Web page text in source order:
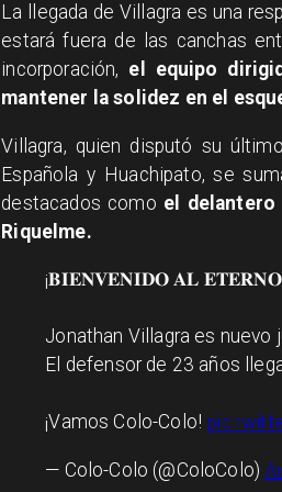
La llegada de Villagra es una
estará fuera de las canchas
incorporación, el equipo
mantener la solidez en el
Villagra, quien disputó su
Española y Huachipato, se
destacados como el
Riquelme.
¡𝐁𝐈𝐄𝐍𝐕𝐄𝐍𝐈𝐃𝐎 𝐀𝐋
Jonathan Villagra es nuevo
El defensor de 23 años
¡Vamos Colo-Colo!
— Colo-Colo (@ColoColo)